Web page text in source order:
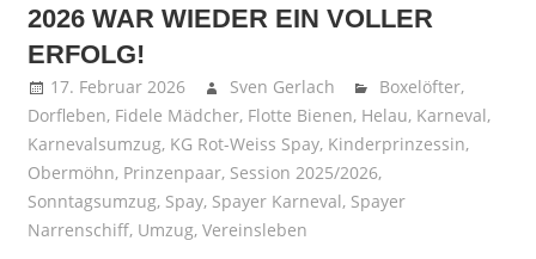
2026 WAR WIEDER EIN VOLLER
ERFOLG!
17. Februar 2026 Sven Gerlach Boxelöfter,
Dorfleben, Fidele Mädcher, Flotte Bienen, Helau, Karneval,
Karnevalsumzug, KG Rot-Weiss Spay, Kinderprinzessin,
Obermöhn, Prinzenpaar, Session 2025/2026,
Sonntagsumzug, Spay, Spayer Karneval, Spayer
Narrenschiff, Umzug, Vereinsleben